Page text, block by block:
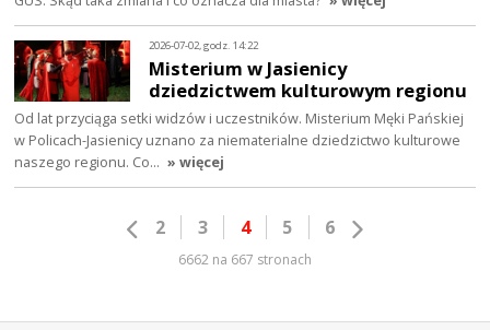
2026-07-02, godz. 14:22
Misterium w Jasienicy
dziedzictwem kulturowym regionu
Od lat przyciąga setki widzów i uczestników. Misterium Męki Pańskiej
w Policach-Jasienicy uznano za niematerialne dziedzictwo kulturowe
naszego regionu. Co… » więcej
2 3 4 5 6
6662 na 667 stronach